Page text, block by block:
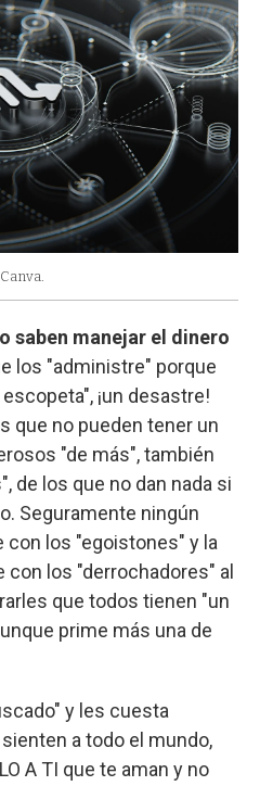
saben manejar el dinero
los "administre" porque
¡un desastre!
que no pueden tener un
"de más", también
de los que no dan nada si
Seguramente ningún
los "egoistones" y la
los "derrochadores" al
que todos tienen "un
prime más una de
y les cuesta
a todo el mundo,
A TI que te aman y no